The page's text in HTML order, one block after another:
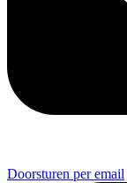
Doorsturen per email